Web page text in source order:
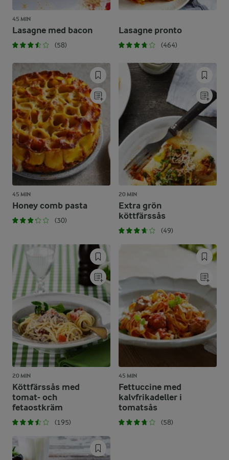
45 MIN
Lasagne med bacon
(58)
Lasagne pronto
(464)
45 MIN
Honey comb pasta
(30)
20 MIN
Extra grön
köttfärssås
(49)
20 MIN
Köttfärssås med
tomat- och
fetaostkräm
(195)
45 MIN
Fettuccine med
kalvfrikadeller i
tomatsås
(58)